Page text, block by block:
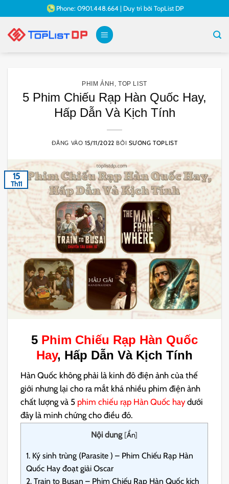
qua
nội
Phone: 0901.448.664| Duy trì bởi TopList DP
PHIM ẢNH ,TOP LIST
5 Phim Chiếu Rạp Hàn Quốc Hay,
Hấp Dẫn Và Kịch Tính
ĐĂNG VÀO 15/11/2022 BỞI SƯƠNG TOPLIST
15
Th11
5 Phim Chiếu Rạp Hàn Quốc
Hay, Hấp Dẫn Và Kịch Tính
Hàn Quốc không phải là kinh đô điện ảnh của thế
giới nhưng lại cho ra mắt khá nhiều phim điện ảnh
chất lượng và 5 phim chiếu rạp Hàn Quốc hay dưới
đây là minh chứng cho điều đó.
Nội dung [Ẩn]
1. Ký sinh trùng (Parasite ) – Phim Chiếu Rạp Hàn
Quốc Hay đoạt giải Oscar
2. Train to Busan – Phim Chiếu Rạp Hàn Quốc kịch